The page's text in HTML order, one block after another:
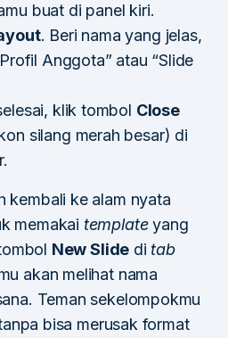
buat di panel kiri.
. Beri nama yang jelas,
Anggota” atau “Slide
klik tombol Close
silang merah besar) di
kembali ke alam nyata
memakai templateyang
New Slide di tab
akan melihat nama
Teman sekelompokmu
bisa merusak format